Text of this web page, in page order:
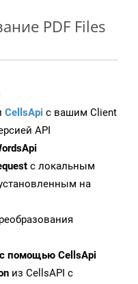
PDF Files
CellsApi с вашим Client
API
с локальным
на
с помощью CellsApi
из CellsAPI с